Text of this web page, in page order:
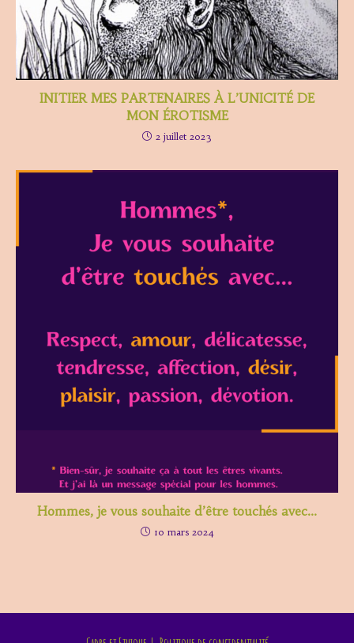
INITIER MES PARTENAIRES À L’UNICITÉ DE
MON ÉROTISME
2 juillet 2023
Hommes, je vous souhaite d’être touchés avec…
10 mars 2024